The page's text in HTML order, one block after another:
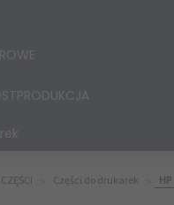
CZĘŚCI Części do drukarek HP